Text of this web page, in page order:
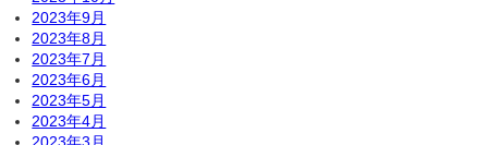
2023年9月
2023年8月
2023年7月
2023年6月
2023年5月
2023年4月
2023年3月